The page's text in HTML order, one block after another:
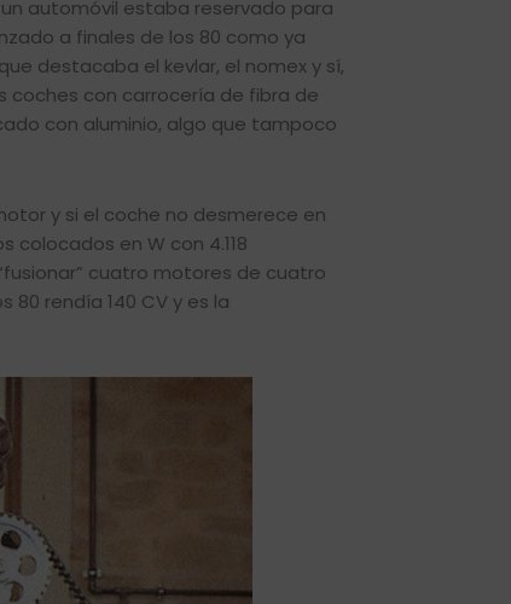
automóvil estaba reservado para
a finales de los 80 como ya
destacaba el kevlar, el nomex y sí,
coches con carrocería de fibra de
con aluminio, algo que tampoco
y si el coche no desmerece en
en W con 4.118
cuatro motores de cuatro
80 rendía 140 CV y es la